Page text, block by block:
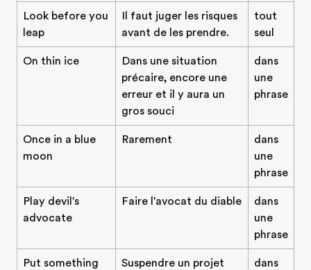
Look before you
leap
Il faut juger les risques
avant de les prendre.
tout
seul
On thin ice
Dans une situation
précaire, encore une
erreur et il y aura un
gros souci
dans
une
phrase
Once in a blue
moon
Rarement
dans
une
phrase
Play devil's
advocate
Faire l'avocat du diable
dans
une
phrase
Put something
Suspendre un projet
dans